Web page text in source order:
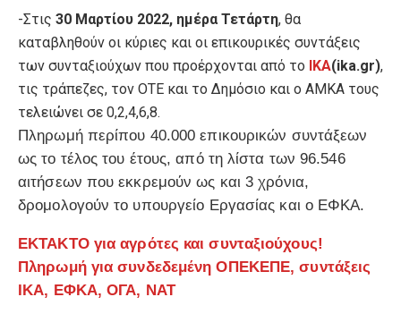
-Στις 30 Μαρτίου 2022, ημέρα Τετάρτη, θα
καταβληθούν οι κύριες και οι επικουρικές συντάξεις
των συνταξιούχων που προέρχονται από το
ΙΚΑ(ika.gr),
τις τράπεζες, τον ΟΤΕ και το Δημόσιο και ο ΑΜΚΑ τους
τελειώνει σε 0,2,4,6,8.
Πληρωμή περίπου 40.000 επικουρικών συντάξεων
ως το τέλος του έτους, από τη λίστα των 96.546
αιτήσεων που εκκρεμούν ως και 3 χρόνια,
δρομολογούν το υπουργείο Εργασίας και ο ΕΦΚΑ.
ΕΚΤΑΚΤΟ για αγρότες και συνταξιούχους!
Πληρωμή για συνδεδεμένη ΟΠΕΚΕΠΕ, συντάξεις
ΙΚΑ, ΕΦΚΑ, ΟΓΑ, ΝΑΤ